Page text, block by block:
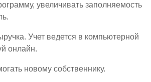
увеличивать заполняемость
Учет ведется в компьютерной
онлайн.
новому собственнику.